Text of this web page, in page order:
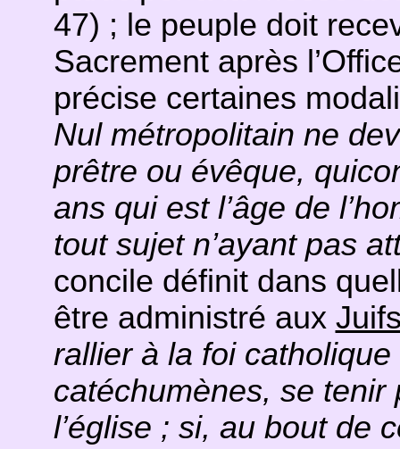
47) ; le peuple doit
Sacrement après
précise certaines
Nul métropolitain ne
prêtre ou évêque,
ans qui est l’âge de
tout sujet n’ayant pas
concile définit dans
être administré aux
rallier à la foi
catéchumènes, se
l’église ; si, au bout de